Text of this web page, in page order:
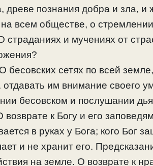
древе познания добра и зла, и
всем обществе, о
страданиях и мучениях от
бесовских сетях по всей
отдавать им внимание своего
бесовском и послушании
возврате к Богу и его
в руках у Бога; кого Бог
и не хранит его.
на земле. О возврате к